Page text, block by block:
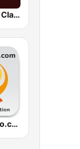
SOUL RADIO Classics
Lounge-Radio.com